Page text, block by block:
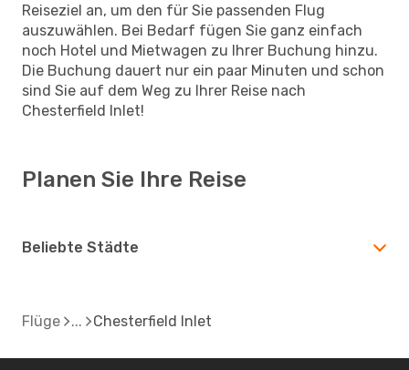
Reiseziel an, um den für Sie passenden Flug
auszuwählen. Bei Bedarf fügen Sie ganz einfach
noch Hotel und Mietwagen zu Ihrer Buchung hinzu.
Die Buchung dauert nur ein paar Minuten und schon
sind Sie auf dem Weg zu Ihrer Reise nach
Chesterfield Inlet!
Planen Sie Ihre Reise
Beliebte Städte
Flüge Chesterfield Inlet